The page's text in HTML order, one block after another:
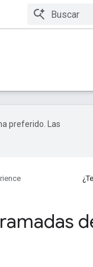
preferido. Las